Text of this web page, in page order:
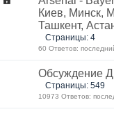
Киев, Минск,
Ташкент,
Страницы: 4
60 Ответов:
Обсуждение
Страницы: 549
10973 Ответов: